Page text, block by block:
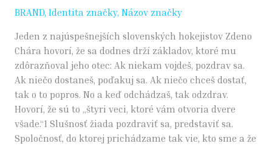
BRAND, Identita značky, Názov značky
Jeden z najúspešnejších slovenských hokejistov Zdeno
Chára hovorí, že sa dodnes drží základov, ktoré mu
zdôrazňoval jeho otec: Ak niekam vojdeš, pozdrav sa.
Ak niečo dostaneš, poďakuj sa. Ak niečo chceš dostať,
tak o to popros. No a keď odchádzaš, tak odzdrav.
Hovorí, že sú to „štyri veci, ktoré vám otvoria dvere
všade.“1 Slušnosť žiada pozdraviť sa, predstaviť sa.
Spoločnosť, do ktorej prichádzame tak vie, kto sme a že